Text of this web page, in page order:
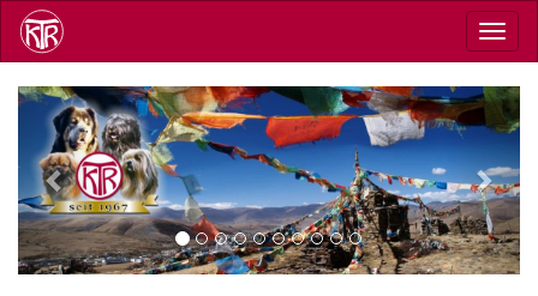
Skip
main
Previous Next